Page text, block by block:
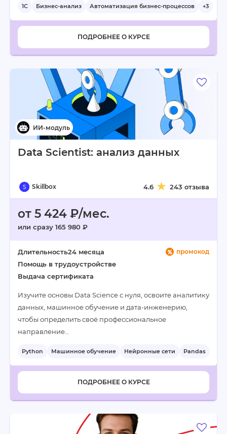
1С Бизнес-анализ Автоматизация бизнес-процессов +3
ПОДРОБНЕЕ О КУРСЕ
Data Scientist: анализ данных
Skillbox 4.6 243 отзыва
от 5 424 ₽/мес.
или сразу 165 980 ₽
промокод
Длительность24 месяца
Помощь в трудоустройстве
Выдача сертификата
Изучите основы Data Science с нуля, освоите аналитику
данных, машинное обучение и дата-инженерию,
чтобы определить своё профессиональное
направление…
Python Машинное обучение Нейронные сети
Pandas
+5
ПОДРОБНЕЕ О КУРСЕ